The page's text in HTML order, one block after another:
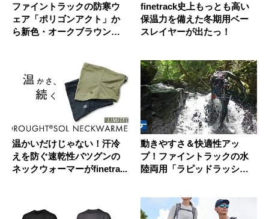
ファイントラックの防寒ウ
ェア「ポリゴンアクト」か
ら新色・オークブラウンが
finetrack史上もっとも高い
保温力を備えた冬期用ベー
スレイヤーが出たっ！
温かいだけじゃない！汗冷
えを防ぐ速乾性バツグンの
ネックウォーマーがfinetra...
動きやすさ＆快適性アッ
プ！ファイントラックの水
陸両用「ラピッドラッシ